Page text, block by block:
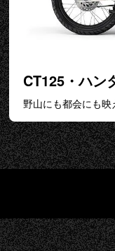
CT125・ハン
野山にも都会にも